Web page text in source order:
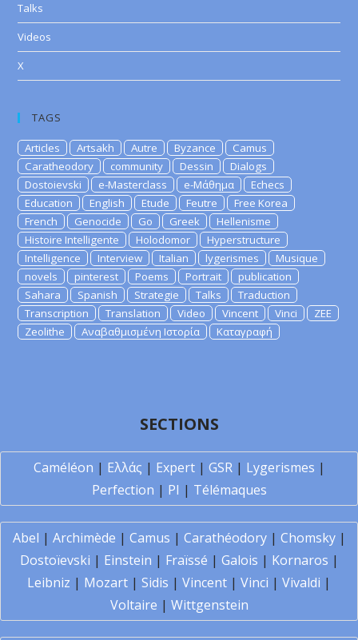
Talks
Videos
X
TAGS
Articles Artsakh Autre Byzance
Camus
Caratheodory
community Dessin
Dialogs
Dostoievski
e-Masterclass e-Μάθημα
Echecs
Education
English Etude Feutre
Free Korea
French
Genocide Go Greek
Hellenisme
Histoire Intelligente
Holodomor
Hyperstructure
Intelligence
Interview Italian lygerismes
Musique
novels
pinterest Poems Portrait
publication
Sahara
Spanish Strategie Talks
Traduction
Transcription
Translation Video Vincent Vinci
ZEE
Zeolithe
Αναβαθμισμένη Ιστορία Καταγραφή
SECTIONS
Caméléon | Ελλάς | Expert| GSR| Lygerismes |
Perfection | PI | Télémaques
Abel | Archimède | Camus | Carathéodory| Chomsky|
Dostoïevski | Einstein | Fraïssé | Galois | Kornaros |
Leibniz | Mozart | Sidis | Vincent | Vinci | Vivaldi |
Voltaire | Wittgenstein